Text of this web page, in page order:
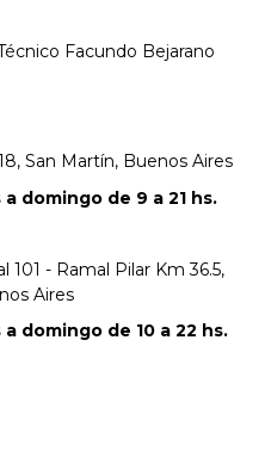
Facundo Bejarano
San Martín, Buenos Aires
domingo de 9 a 21 hs.
101 - Ramal Pilar Km 36.5,
Aires
domingo de 10 a 22 hs.